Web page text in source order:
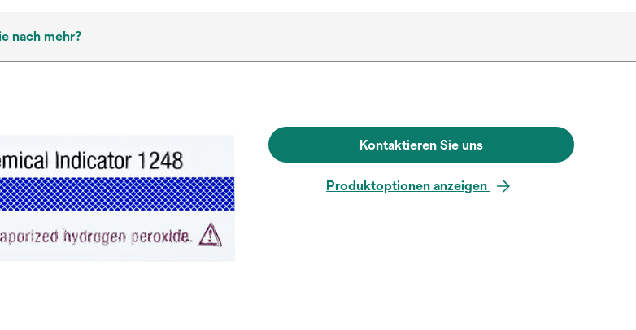
nach mehr?
Kontaktieren Sie uns
Produktoptionen anzeigen